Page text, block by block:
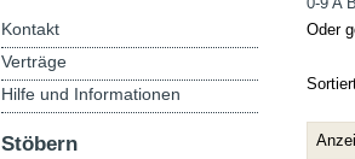
Oder
Kontakt
Verträge
Hilfe und Informationen
Stöbern